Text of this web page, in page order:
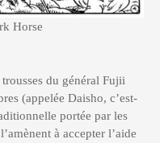
Horse
du général Fujii
(appelée Daisho, c’est-
portée par les
à accepter l’aide